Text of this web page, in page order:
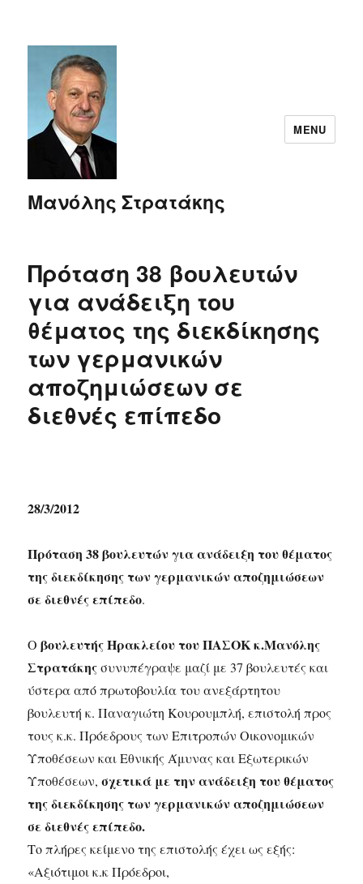
Μανόλης Στρατάκης
MENU
Πρόταση 38 βουλευτών
για ανάδειξη του
θέματος της διεκδίκησης
των γερμανικών
αποζημιώσεων σε
διεθνές επίπεδο
28/3/2012
Πρόταση 38 βουλευτών για ανάδειξη του θέματος
της διεκδίκησης των γερμανικών αποζημιώσεων
σε διεθνές επίπεδο.
Ο βουλευτής Ηρακλείου του ΠΑΣΟΚ κ.Μανόλης
Στρατάκηςσυνυπέγραψε μαζί με 37 βουλευτές και
ύστερα από πρωτοβουλία του ανεξάρτητου
βουλευτή κ. Παναγιώτη Κουρουμπλή, επιστολή προς
τους κ.κ. Πρόεδρους των Επιτροπών Οικονομικών
Υποθέσεων και Εθνικής Άμυνας και Εξωτερικών
Υποθέσεων,σχετικά με την ανάδειξη του θέματος
της διεκδίκησης των γερμανικών αποζημιώσεων
σε διεθνές επίπεδο.
Το πλήρες κείμενο της επιστολής έχει ως εξής:
«Αξιότιμοι κ.κ Πρόεδροι,